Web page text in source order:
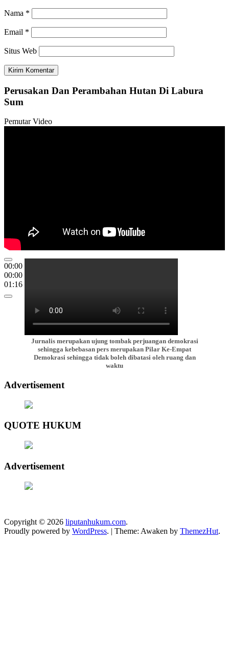
Nama *
Email *
Situs Web
Perusakan Dan Perambahan Hutan Di Labura
Sum
Pemutar Video
00:00
00:00
01:16
Jurnalis merupakan ujung tombak perjuangan demokrasi
sehingga kebebasan pers merupakan Pilar Ke-Empat
Demokrasi sehingga tidak boleh dibatasi oleh ruang dan
waktu
Advertisement
QUOTE HUKUM
Advertisement
Copyright © 2026 liputanhukum.com.
Proudly powered by WordPress. | Theme: Awaken by ThemezHut.